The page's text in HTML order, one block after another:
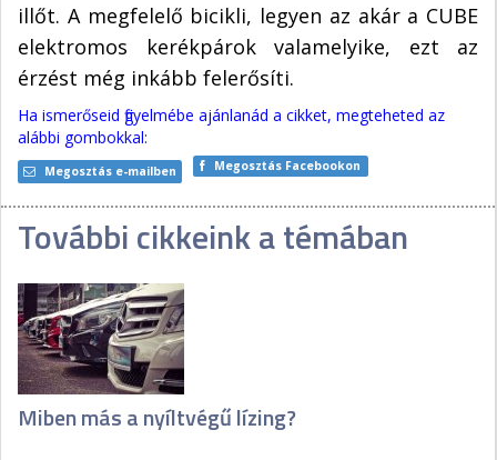
illőt. A megfelelő bicikli, legyen az akár a CUBE
elektromos kerékpárok valamelyike, ezt az
érzést még inkább felerősíti.
Ha ismerőseid figyelmébe ajánlanád a cikket, megteheted az
alábbi gombokkal:
Megosztás e-mailben Megosztás Facebookon
További cikkeink a témában
Miben más a nyíltvégű lízing?